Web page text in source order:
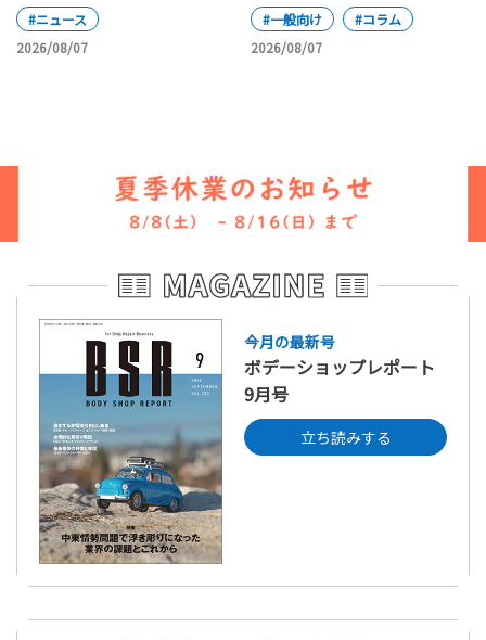
が日本上陸
#ニュース
2026/08/07
で大論争
#一般向け
#コラム
2026/08/07
今月の最新号
ボデーショップレポート
9月号
立ち読みする